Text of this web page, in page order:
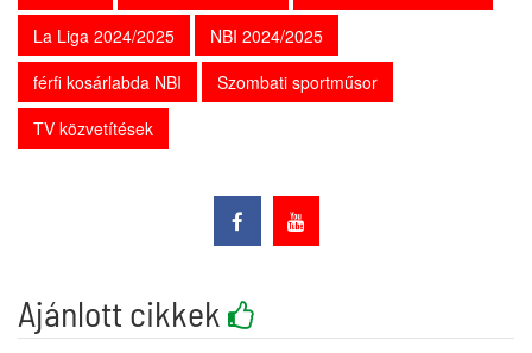
La Liga 2024/2025
NBI 2024/2025
férfi kosárlabda NBI
Szombati sportműsor
TV közvetítések
Ajánlott cikkek